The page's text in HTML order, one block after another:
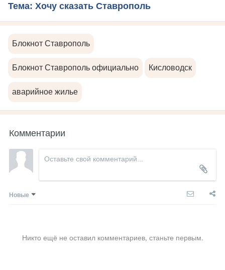
Тема: Хочу сказать Ставрополь
Блокнот Ставрополь
Блокнот Ставрополь официально Кисловодск
аварийное жилье
Комментарии
Новые
Никто ещё не оставил комментариев, станьте первым.